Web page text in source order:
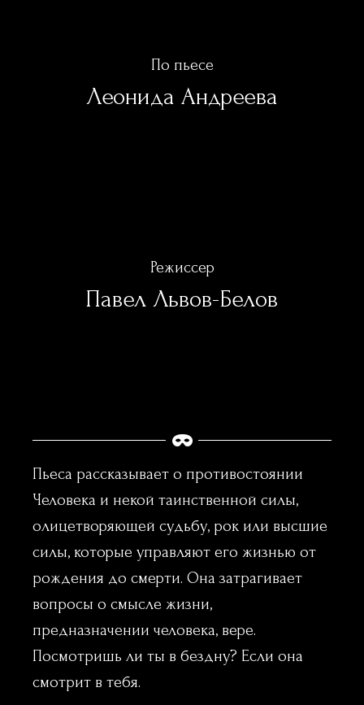
По пьесе
Леонида Андреева
Режиссер
Павел Львов-Белов
Пьеса рассказывает о противостоянии
Человека и некой таинственной силы,
олицетворяющей судьбу, рок или высшие
силы, которые управляют его жизнью от
рождения до смерти. Она затрагивает
вопросы о смысле жизни,
предназначении человека, вере.
Посмотришь ли ты в бездну? Если она
смотрит в тебя.